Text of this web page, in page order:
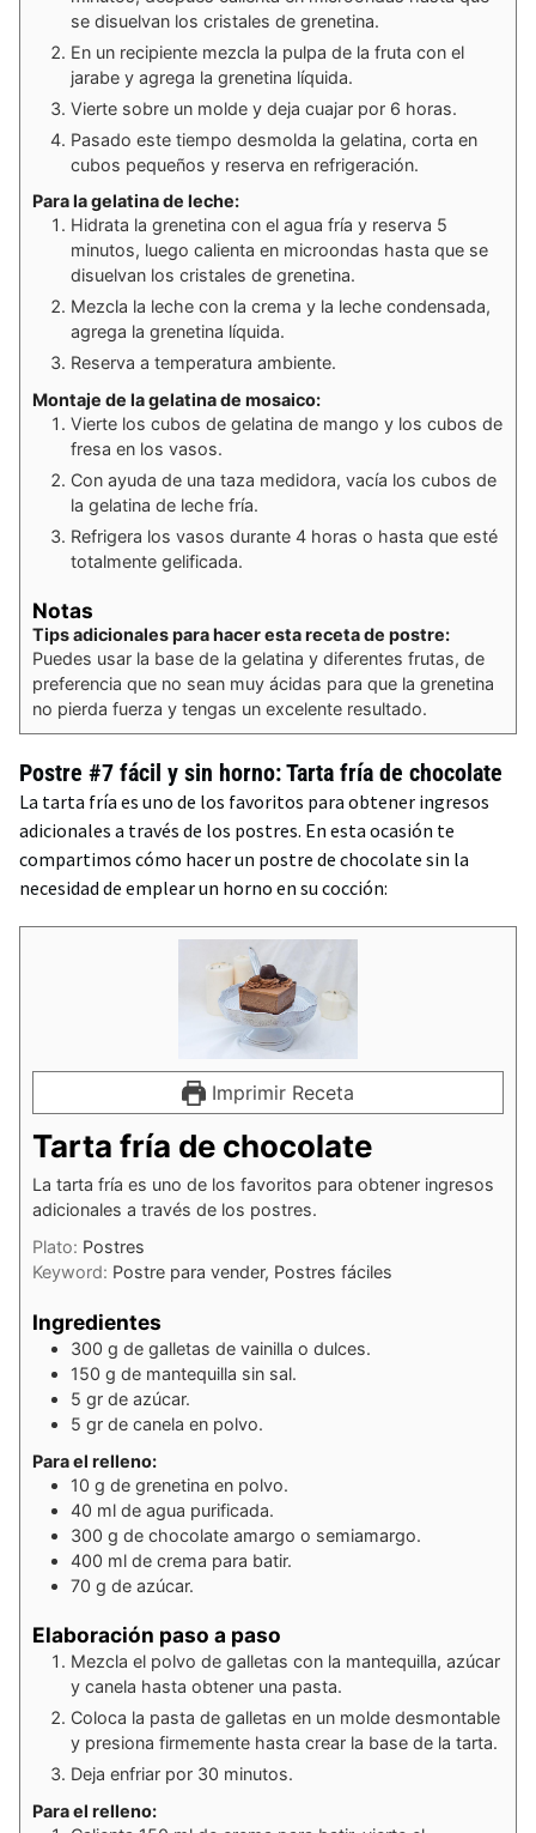
se disuelvan los cristales de grenetina.
En un recipiente mezcla la pulpa de la fruta con el
jarabe y agrega la grenetina líquida.
Vierte sobre un molde y deja cuajar por 6 horas.
Pasado este tiempo desmolda la gelatina, corta en
cubos pequeños y reserva en refrigeración.
Para la gelatina de leche:
Hidrata la grenetina con el agua fría y reserva 5
minutos, luego​ calienta en microondas hasta que se
disuelvan los cristales de grenetina.
Mezcla la leche con la crema y la leche condensada,
agrega la grenetina líquida.
Reserva a temperatura ambiente.
Montaje de la gelatina de mosaico:
Vierte los cubos de gelatina de mango y los cubos de
fresa en los vasos.
Con ayuda de una taza medidora, vacía los cubos de
la gelatina de leche fría.
Refrigera los vasos durante 4 horas o hasta que esté
totalmente gelificada.
Notas
Tips adicionales para hacer esta receta de postre:
Puedes usar la base de la gelatina y diferentes frutas, de
preferencia que no sean muy ácidas para que la grenetina
no pierda fuerza y tengas un excelente resultado.
Postre #7 fácil y sin horno: Tarta fría de chocolate
La tarta fría es uno de los favoritos para obtener ingresos
adicionales a través de los postres. En esta ocasión te
compartimos cómo hacer un postre de chocolate sin la
necesidad de emplear un horno en su cocción:
Imprimir Receta
Tarta fría de chocolate
La tarta fría es uno de los favoritos para obtener ingresos
adicionales a través de los postres.
Plato: Postres
Keyword: Postre para vender, Postres fáciles
Ingredientes
300 g de galletas de vainilla o dulces.
150 g de mantequilla sin sal.
5 gr de azúcar.
5 gr de canela en polvo.
Para el relleno:
10 g de grenetina en polvo.
40 ml de agua purificada.
300 g de chocolate amargo o semiamargo.
400 ml de crema para batir.
70 g de azúcar.
Elaboración paso a paso
Mezcla el polvo de galletas con la mantequilla, azúcar
y canela hasta obtener una pasta.
Coloca la pasta de galletas en un molde desmontable
y presiona firmemente hasta crear la base de la tarta.
Deja enfriar por 30 minutos.
Para el relleno: